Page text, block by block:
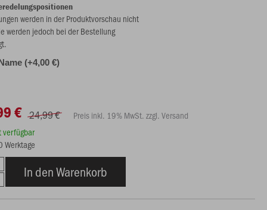
werden in der Produktvorschau nicht
werden jedoch bei der Bestellung
(+4,00 €)
€ 24,99 €
Preis inkl. 19% MwSt. zzgl. Versand
verfügbar
Werktage
In den Warenkorb